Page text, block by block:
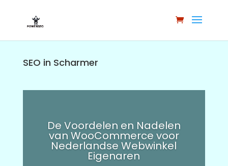
SEO in Scharmer
De Voordelen en Nadelen
van WooCommerce voor
Nederlandse Webwinkel
Eigenaren